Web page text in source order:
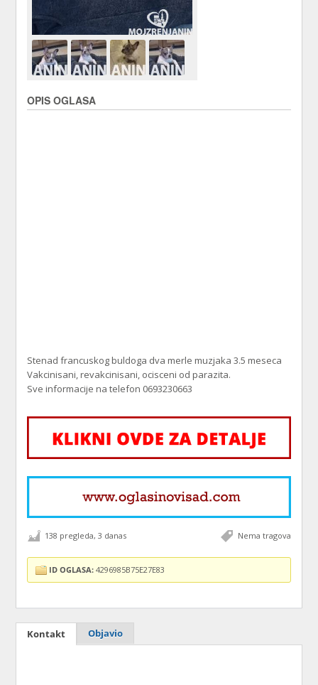
OPIS OGLASA
Stenad francuskog buldoga dva merle muzjaka 3.5 meseca
Vakcinisani, revakcinisani, ocisceni od parazita.
Sve informacije na telefon 0693230663
Nema tragova
138 pregleda, 3 danas
ID OGLASA: 4296985B75E27E83
Kontakt Objavio